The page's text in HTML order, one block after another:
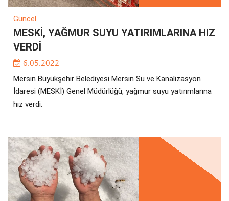
Güncel
MESKİ, YAĞMUR SUYU YATIRIMLARINA HIZ
VERDİ
6.05.2022
Mersin Büyükşehir Belediyesi Mersin Su ve Kanalizasyon
İdaresi (MESKİ) Genel Müdürlüğü, yağmur suyu yatırımlarına
hız verdi.